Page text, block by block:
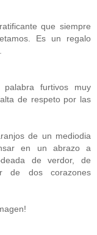
que siempre
Es un regalo
furtivos muy
de respeto por las
de un mediodia
en un abrazo a
de verdor, de
de dos corazones